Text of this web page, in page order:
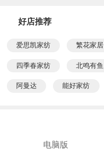
好店推荐
爱思凯家纺 繁花家居
四季春家纺 北鸣有鱼
阿曼达 能好家纺
电脑版